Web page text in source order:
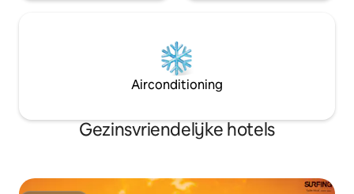
Airconditioning
Gezinsvriendelijke hotels